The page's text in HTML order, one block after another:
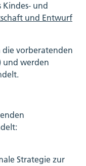
und
und Entwurf
die vorberatenden
und werden
Strategie zur